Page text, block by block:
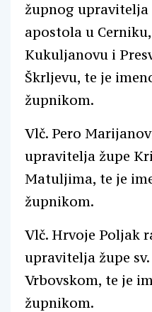
župnog upravitelja
apostola u
Kukuljanovu i
Škrljevu, te je
župnikom.
Vlč. Pero
upravitelja župe
Matuljima, te je
župnikom.
Vlč. Hrvoje Poljak
upravitelja župe
Vrbovskom, te je
župnikom.